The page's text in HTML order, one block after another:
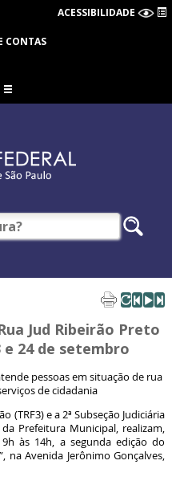
ACESSIBILIDADE
CONTAS
Jud Ribeirão Preto
e 24 de setembro
pessoas em situação de rua
de cidadania
(TRF3) e a 2ª Subseção Judiciária
Prefeitura Municipal, realizam,
às 14h, a segunda edição do
na Avenida Jerônimo Gonçalves,